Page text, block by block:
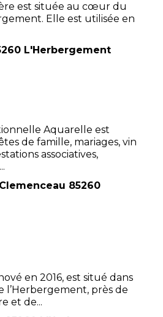
est située au cœur du
Elle est utilisée en
L'Herbergement
Aquarelle est
de famille, mariages, vin
associatives,
85260
en 2016, est situé dans
l’Herbergement, près de
et de...